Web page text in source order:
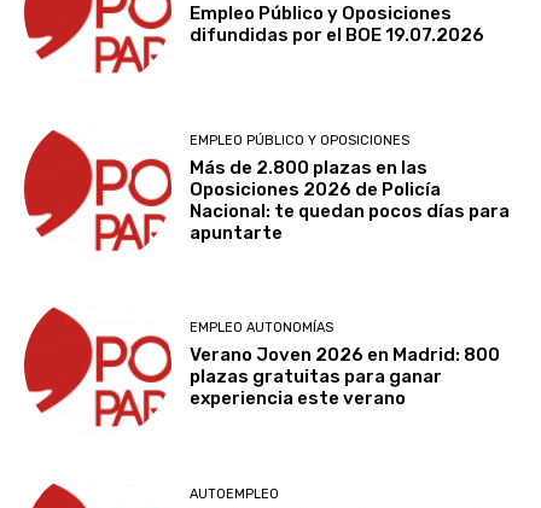
Empleo Público y Oposiciones
difundidas por el BOE 19.07.2026
EMPLEO PÚBLICO Y OPOSICIONES
Más de 2.800 plazas en las
Oposiciones 2026 de Policía
Nacional: te quedan pocos días para
apuntarte
EMPLEO AUTONOMÍAS
Verano Joven 2026 en Madrid: 800
plazas gratuitas para ganar
experiencia este verano
AUTOEMPLEO